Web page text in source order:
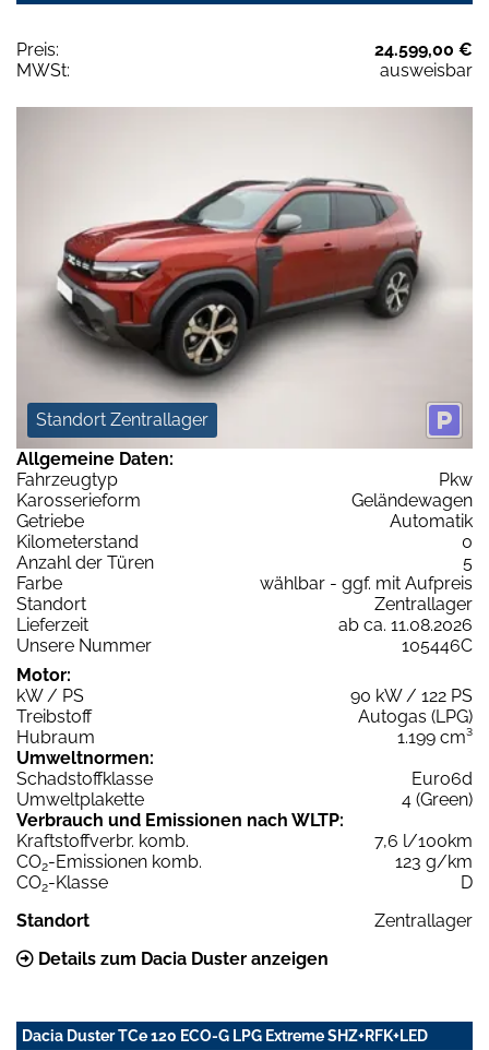
Preis:
24.599,00 €
MWSt:
ausweisbar
Standort Zentrallager
Allgemeine Daten:
Fahrzeugtyp
Pkw
Karosserieform
Geländewagen
Getriebe
Automatik
Kilometerstand
0
Anzahl der Türen
5
Farbe
wählbar - ggf. mit Aufpreis
Standort
Zentrallager
Lieferzeit
ab ca. 11.08.2026
Unsere Nummer
105446C
Motor:
kW / PS
90 kW / 122 PS
Treibstoff
Autogas (LPG)
Hubraum
1.199 cm³
Umweltnormen:
Schadstoffklasse
Euro6d
Umweltplakette
4 (Green)
Verbrauch und Emissionen nach WLTP:
Kraftstoffverbr. komb.
7,6 l/100km
CO2-Emissionen komb.
123 g/km
CO2-Klasse
D
Standort
Zentrallager
Details zum Dacia Duster anzeigen
Dacia Duster TCe 120 ECO-G LPG Extreme SHZ+RFK+LED